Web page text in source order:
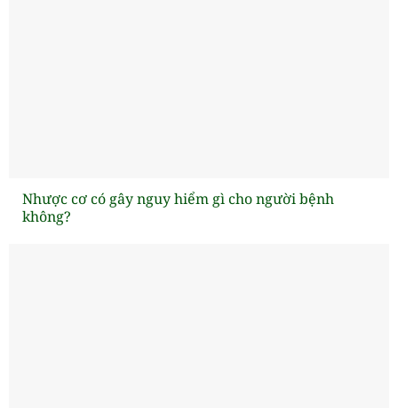
Nhược cơ có gây nguy hiểm gì cho người bệnh
không?